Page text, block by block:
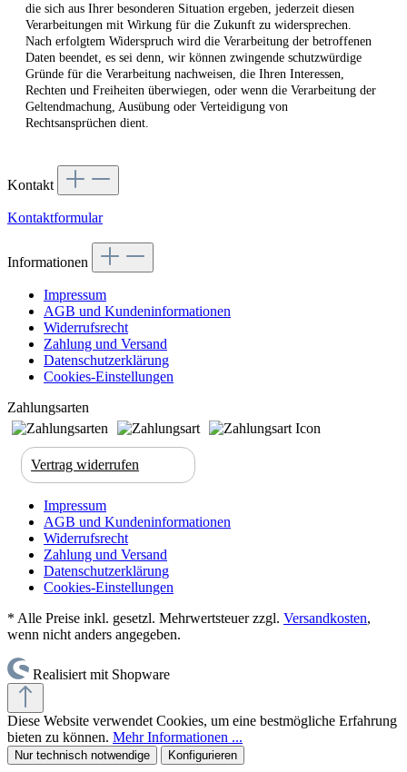
die sich aus Ihrer besonderen Situation ergeben, jederzeit diesen
Verarbeitungen mit Wirkung für die Zukunft zu widersprechen.
Nach erfolgtem Widerspruch wird die Verarbeitung der betroffenen
Daten beendet, es sei denn, wir können zwingende schutzwürdige
Gründe für die Verarbeitung nachweisen, die Ihren Interessen,
Rechten und Freiheiten überwiegen, oder wenn die Verarbeitung der
Geltendmachung, Ausübung oder Verteidigung von
Rechtsansprüchen dient.
Kontakt
Kontaktformular
Informationen
Impressum
AGB und Kundeninformationen
Widerrufsrecht
Zahlung und Versand
Datenschutzerklärung
Cookies-Einstellungen
Zahlungsarten
Vertrag widerrufen
Impressum
AGB und Kundeninformationen
Widerrufsrecht
Zahlung und Versand
Datenschutzerklärung
Cookies-Einstellungen
* Alle Preise inkl. gesetzl. Mehrwertsteuer zzgl. Versandkosten,
wenn nicht anders angegeben.
Realisiert mit Shopware
Diese Website verwendet Cookies, um eine bestmögliche Erfahrung
bieten zu können. Mehr Informationen ...
Nur technisch notwendige Konfigurieren